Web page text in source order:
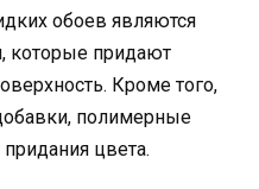
обоев являются
которые придают
Кроме того,
полимерные
цвета.